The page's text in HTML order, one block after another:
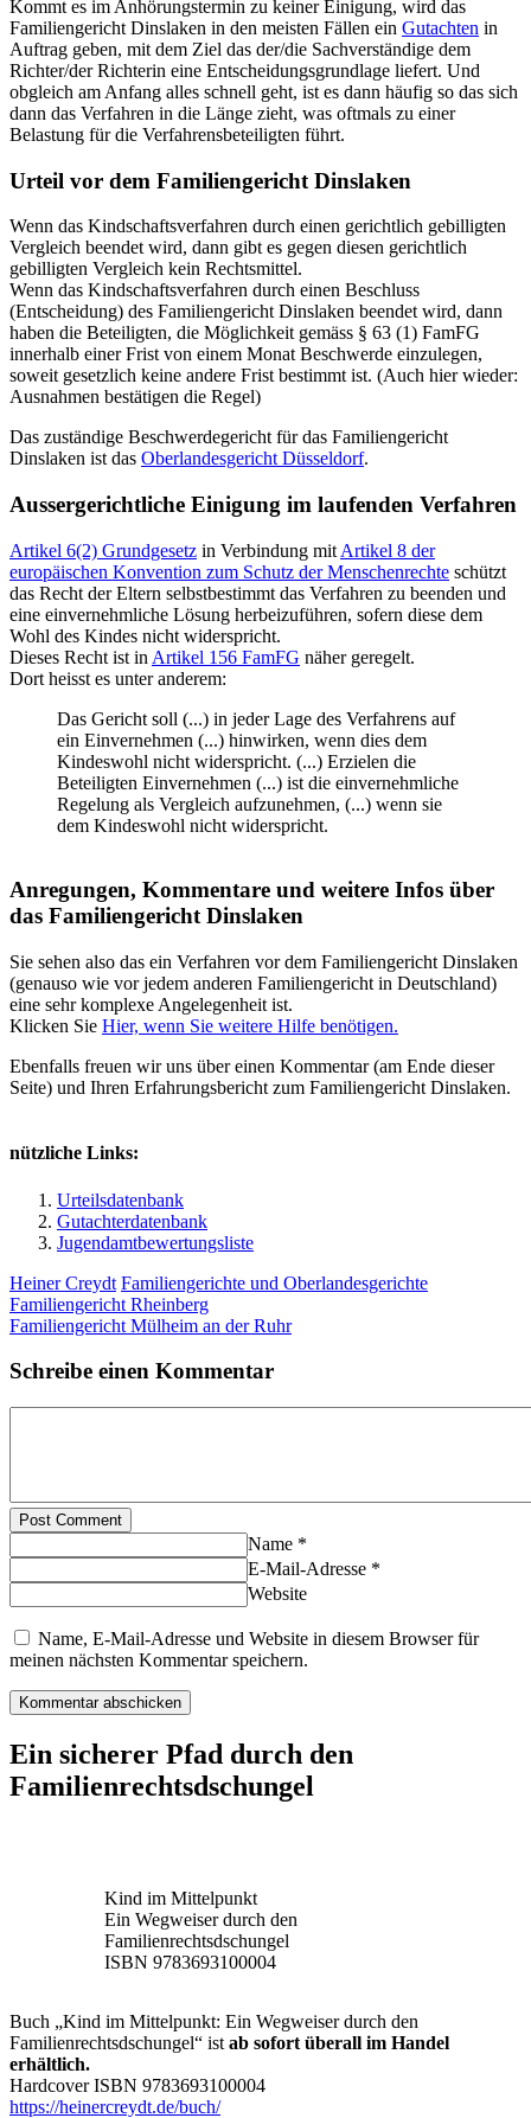
Kommt es im Anhörungstermin zu keiner Einigung, wird das
Familiengericht Dinslaken in den meisten Fällen ein Gutachten in
Auftrag geben, mit dem Ziel das der/die Sachverständige dem
Richter/der Richterin eine Entscheidungsgrundlage liefert. Und
obgleich am Anfang alles schnell geht, ist es dann häufig so das sich
dann das Verfahren in die Länge zieht, was oftmals zu einer
Belastung für die Verfahrensbeteiligten führt.
Urteil vor dem Familiengericht Dinslaken
Wenn das Kindschaftsverfahren durch einen gerichtlich gebilligten
Vergleich beendet wird, dann gibt es gegen diesen gerichtlich
gebilligten Vergleich kein Rechtsmittel.
Wenn das Kindschaftsverfahren durch einen Beschluss
(Entscheidung) des Familiengericht Dinslaken beendet wird, dann
haben die Beteiligten, die Möglichkeit gemäss § 63 (1) FamFG
innerhalb einer Frist von einem Monat Beschwerde einzulegen,
soweit gesetzlich keine andere Frist bestimmt ist. (Auch hier wieder:
Ausnahmen bestätigen die Regel)
Das zuständige Beschwerdegericht für das Familiengericht
Dinslaken ist das Oberlandesgericht Düsseldorf.
Aussergerichtliche Einigung im laufenden Verfahren
Artikel 6(2) Grundgesetz in Verbindung mit Artikel 8 der
europäischen Konvention zum Schutz der Menschenrechte schützt
das Recht der Eltern selbstbestimmt das Verfahren zu beenden und
eine einvernehmliche Lösung herbeizuführen, sofern diese dem
Wohl des Kindes nicht widerspricht.
Dieses Recht ist in Artikel 156 FamFG näher geregelt.
Dort heisst es unter anderem:
Das Gericht soll (...) in jeder Lage des Verfahrens auf
ein Einvernehmen (...) hinwirken, wenn dies dem
Kindeswohl nicht widerspricht. (...) Erzielen die
Beteiligten Einvernehmen (...) ist die einvernehmliche
Regelung als Vergleich aufzunehmen, (...) wenn sie
dem Kindeswohl nicht widerspricht.
Anregungen, Kommentare und weitere Infos über
das Familiengericht Dinslaken
Sie sehen also das ein Verfahren vor dem Familiengericht Dinslaken
(genauso wie vor jedem anderen Familiengericht in Deutschland)
eine sehr komplexe Angelegenheit ist.
Klicken Sie Hier, wenn Sie weitere Hilfe benötigen.
Ebenfalls freuen wir uns über einen Kommentar (am Ende dieser
Seite) und Ihren Erfahrungsbericht zum Familiengericht Dinslaken.
nützliche Links:
Urteilsdatenbank
Gutachterdatenbank
Jugendamtbewertungsliste
Heiner Creydt Familiengerichte und Oberlandesgerichte
Familiengericht Rheinberg
Familiengericht Mülheim an der Ruhr
Schreibe einen Kommentar
Post Comment
Name *
E-Mail-Adresse *
Website
Name, E-Mail-Adresse und Website in diesem Browser für
meinen nächsten Kommentar speichern.
Ein sicherer Pfad durch den
Familienrechtsdschungel
Kind im Mittelpunkt
Ein Wegweiser durch den
Familienrechtsdschungel
ISBN 9783693100004
Buch „Kind im Mittelpunkt: Ein Wegweiser durch den
Familienrechtsdschungel“ ist ab sofort überall im Handel
erhältlich.
Hardcover ISBN 9783693100004
https://heinercreydt.de/buch/